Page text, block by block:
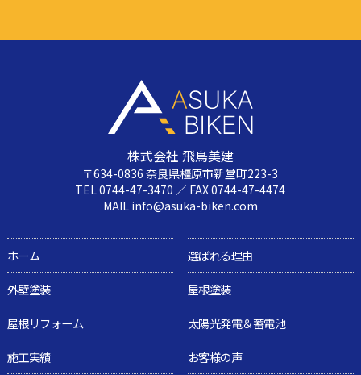
株式会社 飛鳥美建
〒634-0836 奈良県橿原市新堂町223-3
TEL 0744-47-3470 ／ FAX 0744-47-4474
MAIL info@asuka-biken.com
ホーム
選ばれる理由
外壁塗装
屋根塗装
屋根リフォーム
太陽光発電＆蓄電池
施工実績
お客様の声